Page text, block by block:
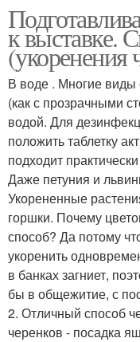
к выставке.
(укоренения
В воде . Многие виды
(как с прозрачными
водой. Для
положить таблетку
подходит
Даже петуния и
Укорененные
горшки. Почему
способ? Да потому
укоренить
в банках загниет,
бы в общежитие, с
2. Отличный способ
черенков - посадка